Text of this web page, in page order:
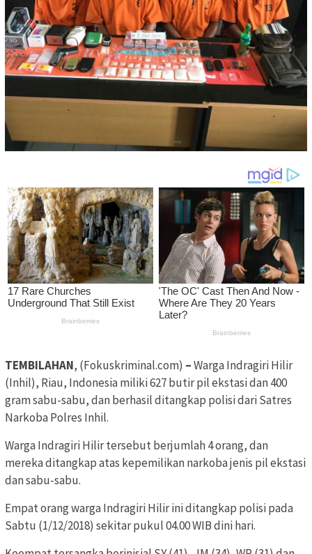
TEMBILAHAN, (Fokuskriminal.com) –Warga Indragiri Hilir
(Inhil), Riau, Indonesia miliki 627 butir pil ekstasi dan 400
gram sabu-sabu, dan berhasil ditangkap polisi dari Satres
Narkoba Polres Inhil.
Warga Indragiri Hilir tersebut berjumlah 4 orang, dan
mereka ditangkap atas kepemilikan narkoba jenis pil ekstasi
dan sabu-sabu.
Empat orang warga Indragiri Hilir ini ditangkap polisi pada
Sabtu (1/12/2018) sekitar pukul 04.00 WIB dini hari.